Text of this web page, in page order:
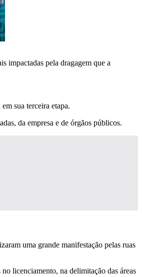
impactadas pela dragagem que a
sua terceira etapa.
da empresa e de órgãos públicos.
uma grande manifestação pelas ruas
licenciamento, na delimitação das áreas